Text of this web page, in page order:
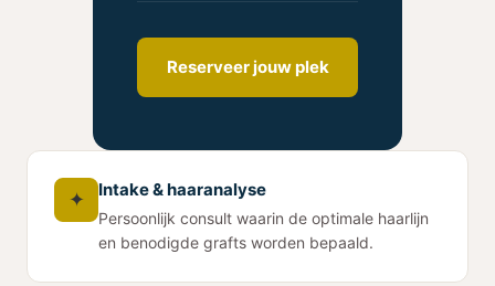
Reserveer jouw plek
✦ Intake & haaranalyse
Persoonlijk consult waarin de optimale haarlijn
en benodigde grafts worden bepaald.